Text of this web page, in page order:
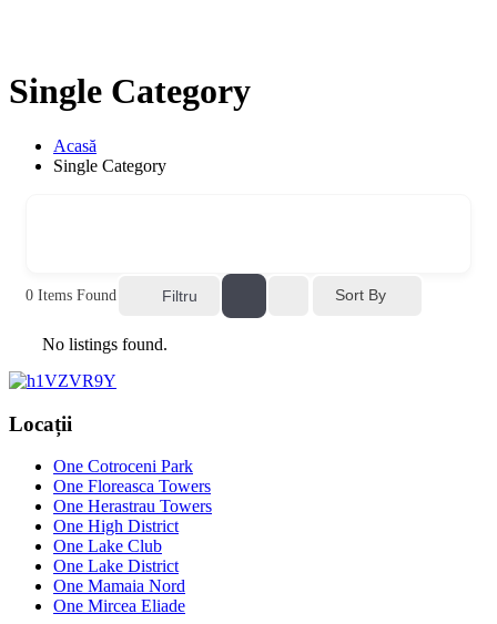
Single Category
Acasă
Single Category
0 Items Found Filtru Sort By
No listings found.
Locații
One Cotroceni Park
One Floreasca Towers
One Herastrau Towers
One High District
One Lake Club
One Lake District
One Mamaia Nord
One Mircea Eliade